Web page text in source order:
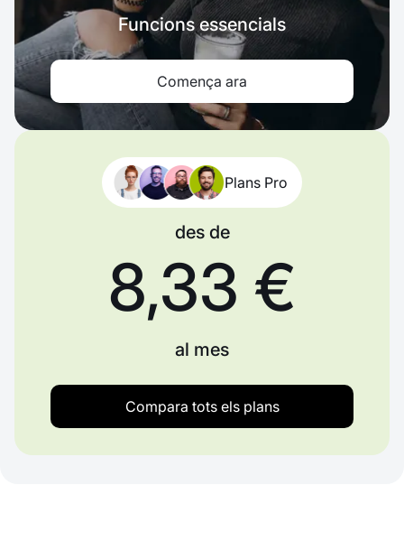
Funcions essencials
Comença ara
Plans Pro
des de
8,33 €
al mes
Compara tots els plans